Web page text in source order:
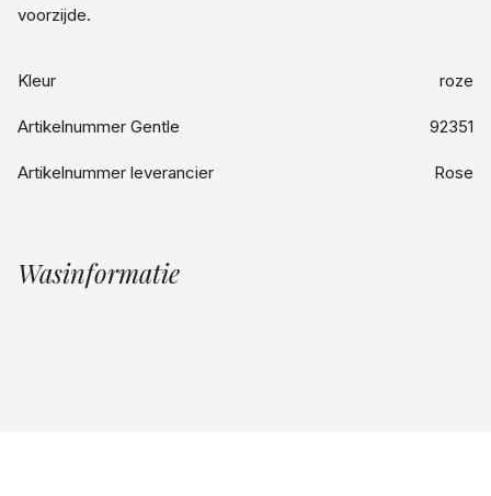
voorzijde.
Kleur roze
Artikelnummer Gentle 92351
Artikelnummer leverancier Rose
Wasinformatie